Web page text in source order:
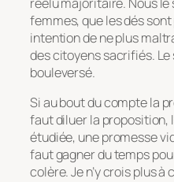
femmes, que les dés sont
intention de ne plus
des citoyens sacrifiés.
bouleversé.
Si au bout du compte la
faut diluer la proposition,
étudiée, une promesse
faut gagner du temps
colère. Je n’y crois plus